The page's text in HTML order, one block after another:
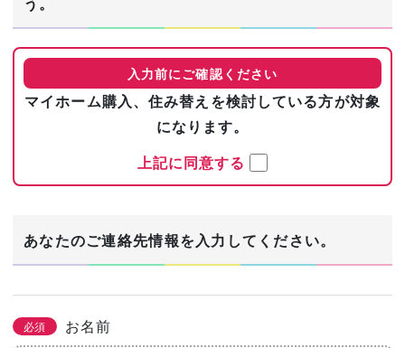
入力前にご確認ください
マイホーム購入、住み替えを検討している方が対象
になります。
上記に同意する
あなたのご連絡先情報を入力してください。
必須 お名前